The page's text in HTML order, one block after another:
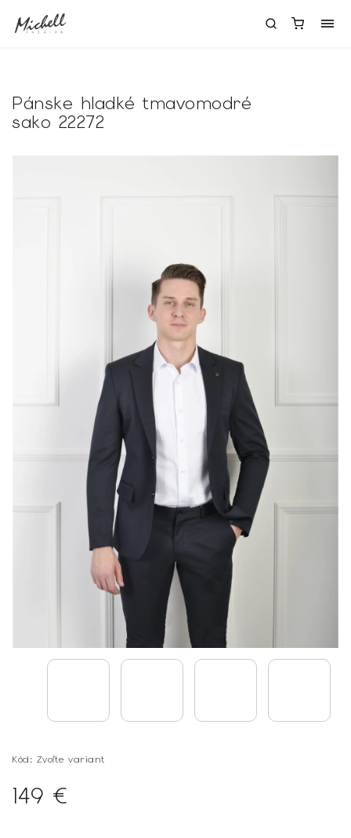
Pánske hladké tmavomodré
sako 22272
Kód: Zvoľte variant
149 €